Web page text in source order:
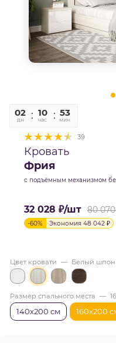
02
дн
10
час
52
мин
39
Кровать
Фрия
с подъёмным механизмом
32 028 ₽/шт 80 070
-60% Экономия 48 042 ₽
Цвет кровати — Белый
Размер спального места —
140х200 см 160х200